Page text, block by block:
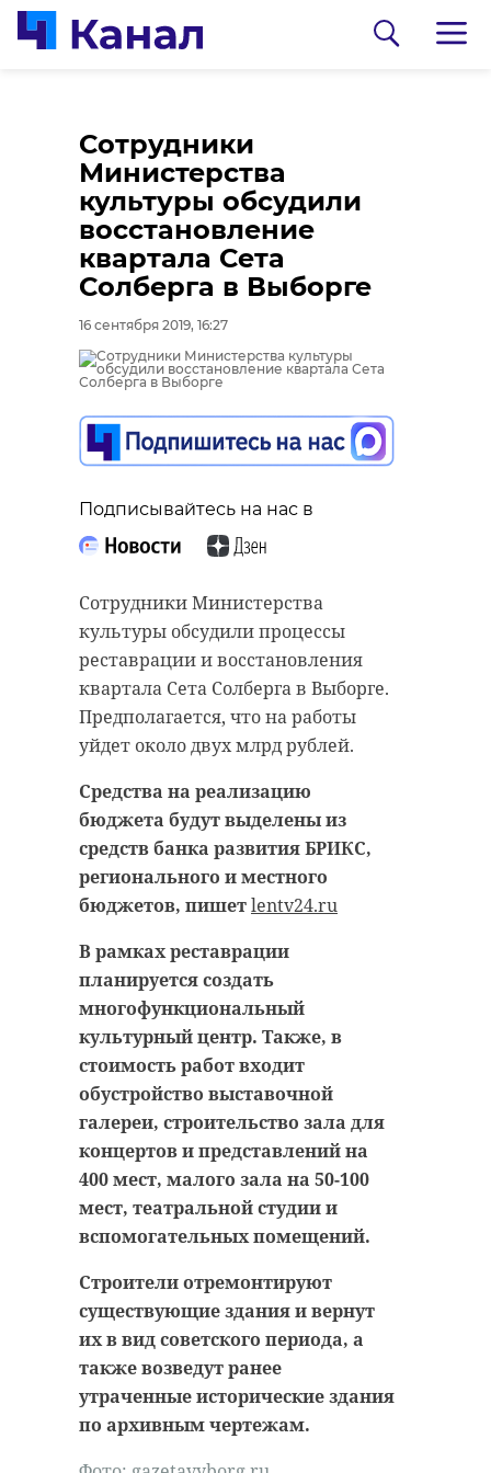
Сотрудники
Министерства
культуры обсудили
восстановление
квартала Сета
Солберга в Выборге
16 сентября 2019, 16:27
Подписывайтесь на нас в
Сотрудники Министерства
культуры обсудили процессы
реставрации и восстановления
квартала Сета Солберга в Выборге.
Предполагается, что на работы
уйдет около двух млрд рублей.
Средства на реализацию
бюджета будут выделены из
средств банка развития БРИКС,
регионального и местного
бюджетов, пишетlentv24.ru
В рамках реставрации
планируется создать
многофункциональный
культурный центр. Также, в
стоимость работ входит
обустройство выставочной
галереи, строительство зала для
концертов и представлений на
400 мест, малого зала на 50-100
мест, театральной студии и
вспомогательных помещений.
Строители отремонтируют
существующие здания и вернут
их в вид советского периода, а
также возведут ранее
утраченные исторические здания
по архивным чертежам.
0:00 / 0:00
Сосновоборец
разгадал тайну
старинном кладбище
и узнал много нового
11 февраля 2020, 14:59
Подписывайтесь на нас в
Руслан Семенченко мечтает,
чтобы историки-профессионалы
больше узнали о жизни Анны. В
этом году бельгийские архивы
рассекретят документы 100-
летней давности и, может тогда,
удастся узнать, какой была жизнь
Анны Беквор и других бельгийцев
в Сосновом Бору.
сосновый бор
Поделиться статьей:
0:00 / 0:00
В Каменке
состоялась
прорыва "Линии
Маннергейма"
Подписывайтесь на нас в
Самой зрелищной частью стала
демонстрация основных
наступательных элементов
Красной Армии, рукопашный бой
и штурм укрепленных
сооружений.
военно-историческая
реконструкция
каменка
линия маннергейма
Поделиться статьей: